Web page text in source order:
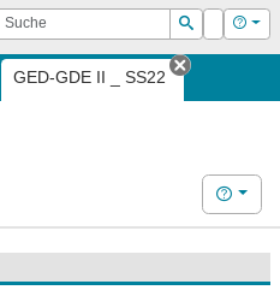
Suche
Suchen
Login Hilfe
GED-GDE II _ SS22
Tab
Hilfe